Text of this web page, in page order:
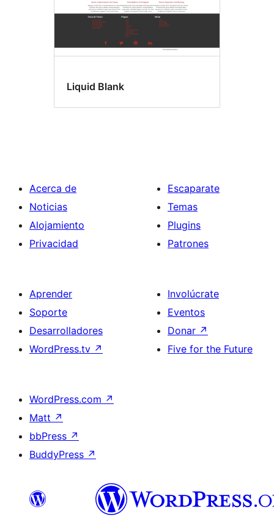
Liquid Blank
Acerca de
Noticias
Alojamiento
Privacidad
Escaparate
Temas
Plugins
Patrones
Aprender
Soporte
Desarrolladores
WordPress.tv ↗
Involúcrate
Eventos
Donar ↗
Five for the Future
WordPress.com ↗
Matt ↗
bbPress ↗
BuddyPress ↗